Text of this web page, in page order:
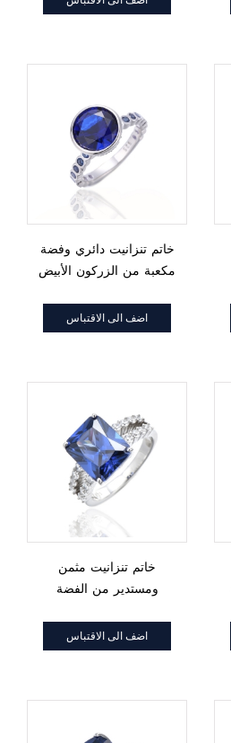
خاتم تنزانيت دائري وفضة
مكعبة من الزركون الأبيض
اضف الى الاقتباس
خاتم تنزانيت مثمن
ومستدير من الفضة
اضف الى الاقتباس